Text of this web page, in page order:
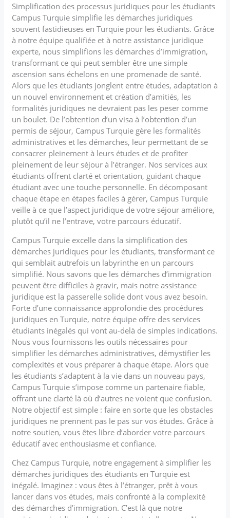
Simplification des processus juridiques pour les étudiants
Campus Turquie simplifie les démarches juridiques
souvent fastidieuses en Turquie pour les étudiants. Grâce
à notre équipe qualifiée et à notre assistance juridique
experte, nous simplifions les démarches d’immigration,
transformant ce qui peut sembler être une simple
ascension sans échelons en une promenade de santé.
Alors que les étudiants jonglent entre études, adaptation à
un nouvel environnement et création d’amitiés, les
formalités juridiques ne devraient pas les peser comme
un boulet. De l’obtention d’un visa à l’obtention d’un
permis de séjour, Campus Turquie gère les formalités
administratives et les démarches, leur permettant de se
consacrer pleinement à leurs études et de profiter
pleinement de leur séjour à l’étranger. Nos services aux
étudiants offrent clarté et orientation, guidant chaque
étudiant avec une touche personnelle. En décomposant
chaque étape en étapes faciles à gérer, Campus Turquie
veille à ce que l’aspect juridique de votre séjour améliore,
plutôt qu’il ne l’entrave, votre parcours éducatif.
Campus Turquie excelle dans la simplification des
démarches juridiques pour les étudiants, transformant ce
qui semblait autrefois un labyrinthe en un parcours
simplifié. Nous savons que les démarches d’immigration
peuvent être difficiles à gravir, mais notre assistance
juridique est la passerelle solide dont vous avez besoin.
Forte d’une connaissance approfondie des procédures
juridiques en Turquie, notre équipe offre des services
étudiants inégalés qui vont au-delà de simples indications.
Nous vous fournissons les outils nécessaires pour
simplifier les démarches administratives, démystifier les
complexités et vous préparer à chaque étape. Alors que
les étudiants s’adaptent à la vie dans un nouveau pays,
Campus Turquie s’impose comme un partenaire fiable,
offrant une clarté là où d’autres ne voient que confusion.
Notre objectif est simple : faire en sorte que les obstacles
juridiques ne prennent pas le pas sur vos études. Grâce à
notre soutien, vous êtes libre d’aborder votre parcours
éducatif avec enthousiasme et confiance.
Chez Campus Turquie, notre engagement à simplifier les
démarches juridiques des étudiants en Turquie est
inégalé. Imaginez : vous êtes à l’étranger, prêt à vous
lancer dans vos études, mais confronté à la complexité
des démarches d’immigration. C’est là que notre